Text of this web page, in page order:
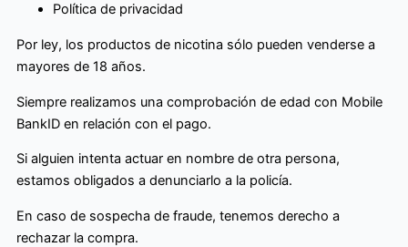
Política de privacidad
Por ley, los productos de nicotina sólo pueden venderse a
mayores de 18 años.
Siempre realizamos una comprobación de edad con Mobile
BankID en relación con el pago.
Si alguien intenta actuar en nombre de otra persona,
estamos obligados a denunciarlo a la policía.
En caso de sospecha de fraude, tenemos derecho a
rechazar la compra.